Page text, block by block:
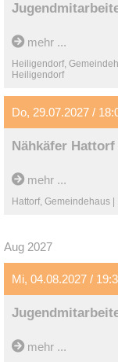
mehr ...
Heiligendorf,
Heiligendorf
Do, 29.07.2027 /
Nähkäfer Hattorf
mehr ...
Hattorf, Gemeindehaus
Aug 2027
Mi, 04.08.2027 /
mehr ...